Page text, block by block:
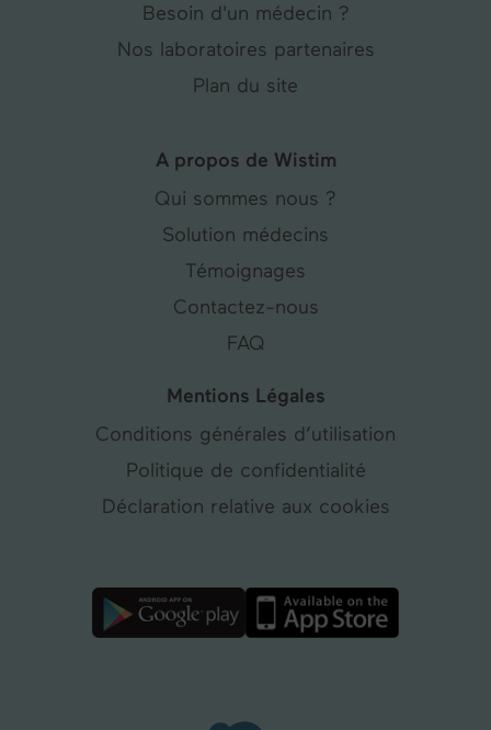
Besoin d'un médecin ?
Nos laboratoires partenaires
Plan du site
A propos de Wistim
Qui sommes nous ?
Solution médecins
Témoignages
Contactez-nous
FAQ
Mentions Légales
Conditions générales d’utilisation
Politique de confidentialité
Déclaration relative aux cookies